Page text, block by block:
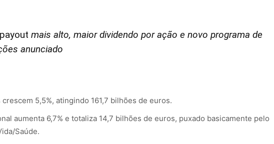
payout mais alto, maior dividendo por ação e novo programa de
anunciado
5,5%, atingindo 161,7 bilhões de euros.
aumenta 6,7% e totaliza 14,7 bilhões de euros, puxado basicamente pelo
Saúde.